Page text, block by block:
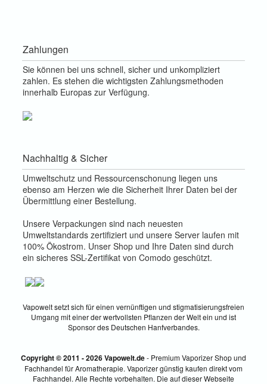
Zahlungen
Sie können bei uns schnell, sicher und unkompliziert
zahlen. Es stehen die wichtigsten Zahlungsmethoden
innerhalb Europas zur Verfügung.
Nachhaltig & Sicher
Umweltschutz und Ressourcenschonung liegen uns
ebenso am Herzen wie die Sicherheit Ihrer Daten bei der
Übermittlung einer Bestellung.
Unsere Verpackungen sind nach neuesten
Umweltstandards zertifiziert und unsere Server laufen mit
100% Ökostrom. Unser Shop und Ihre Daten sind durch
ein sicheres SSL-Zertifikat von Comodo geschützt.
Vapowelt setzt sich für einen vernünftigen und stigmatisierungsfreien
Umgang mit einer der wertvollsten Pflanzen der Welt ein und ist
Sponsor des Deutschen Hanfverbandes.
Copyright © 2011 - 2026 Vapowelt.de- Premium Vaporizer Shop und
Fachhandel für Aromatherapie. Vaporizer günstig kaufen direkt vom
Fachhandel. Alle Rechte vorbehalten. Die auf dieser Webseite